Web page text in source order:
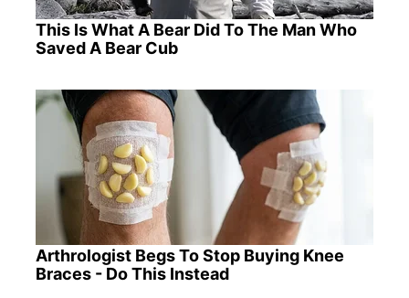
This Is What A Bear Did To The Man Who
Saved A Bear Cub
Arthrologist Begs To Stop Buying Knee
Braces - Do This Instead